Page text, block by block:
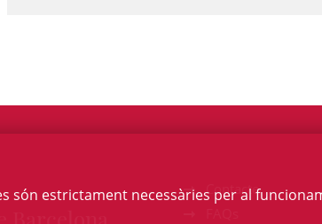
Contacte
són estrictament necessàries per al